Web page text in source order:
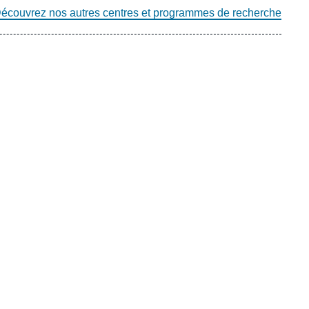
nos autres centres et programmes de recherche